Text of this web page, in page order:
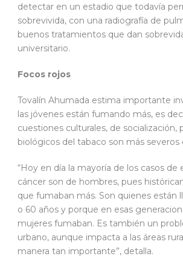
detectar en un estadio que todavía
sobrevivida, con una radiografía de
buenos tratamientos que dan
universitario.
Focos rojos
Tovalín Ahumada estima importante
las jóvenes están fumando más, es
cuestiones culturales, de socialización,
biológicos del tabaco son más severos
“Hoy en día la mayoría de los casos de
cáncer son de hombres, pues
que fumaban más. Son quienes están
o 60 años y porque en esas
mujeres fumaban. Es también un
urbano, aunque impacta a las áreas
manera tan importante”, detalla.